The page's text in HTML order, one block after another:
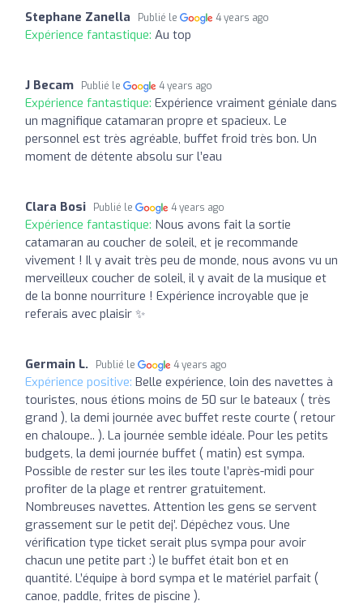
Stephane Zanella Publié le 4 years ago
Expérience fantastique: Au top
J Becam Publié le 4 years ago
Expérience fantastique: Expérience vraiment géniale dans
un magnifique catamaran propre et spacieux. Le
personnel est très agréable, buffet froid très bon. Un
moment de détente absolu sur l’eau
Clara Bosi Publié le 4 years ago
Expérience fantastique: Nous avons fait la sortie
catamaran au coucher de soleil, et je recommande
vivement ! Il y avait très peu de monde, nous avons vu un
merveilleux coucher de soleil, il y avait de la musique et
de la bonne nourriture ! Expérience incroyable que je
referais avec plaisir ✨
Germain L. Publié le 4 years ago
Expérience positive: Belle expérience, loin des navettes à
touristes, nous étions moins de 50 sur le bateaux ( très
grand ), la demi journée avec buffet reste courte ( retour
en chaloupe.. ). La journée semble idéale. Pour les petits
budgets, la demi journée buffet ( matin) est sympa.
Possible de rester sur les iles toute l’après-midi pour
profiter de la plage et rentrer gratuitement.
Nombreuses navettes. Attention les gens se servent
grassement sur le petit dej’. Dépêchez vous. Une
vérification type ticket serait plus sympa pour avoir
chacun une petite part :) le buffet était bon et en
quantité. L’équipe à bord sympa et le matériel parfait (
canoe, paddle, frites de piscine ).